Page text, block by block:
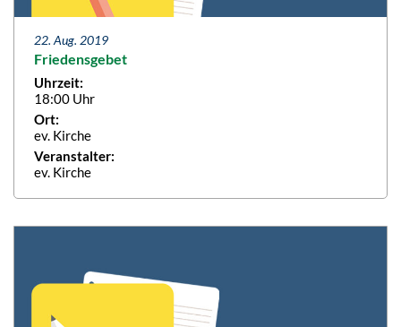
22. Aug. 2019
Friedensgebet
Uhrzeit:
18:00 Uhr
Ort:
ev. Kirche
Veranstalter:
ev. Kirche